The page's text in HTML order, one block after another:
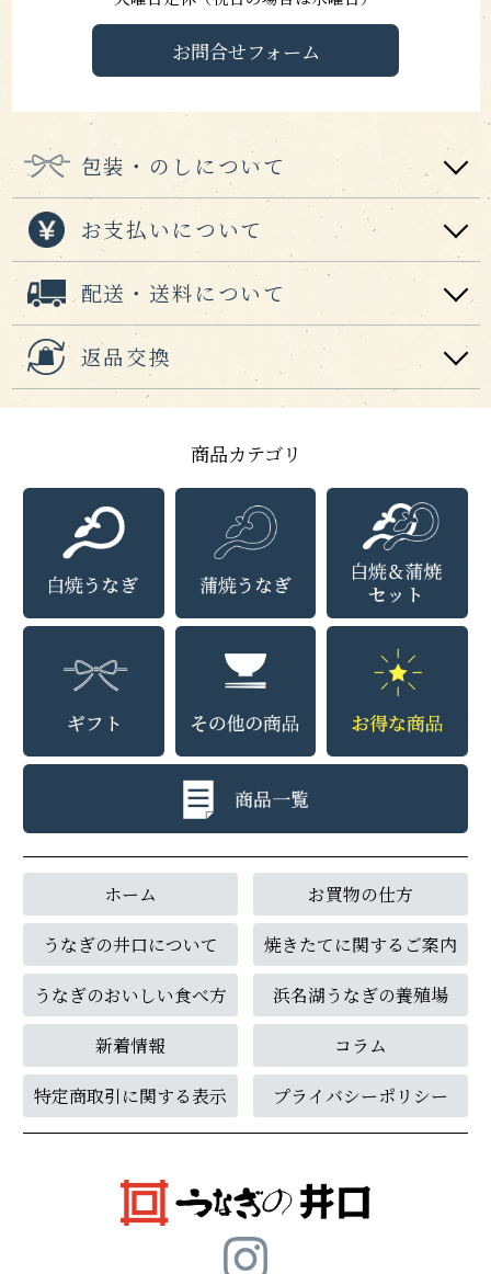
お問合せフォーム
包装・のしについて
お支払いについて
配送・送料について
返品交換
商品カテゴリ
ホーム
お買物の仕方
うなぎの井口について
焼きたてに関するご案内
うなぎのおいしい食べ方
浜名湖うなぎの養殖場
新着情報
コラム
特定商取引に関する表示
プライバシーポリシー